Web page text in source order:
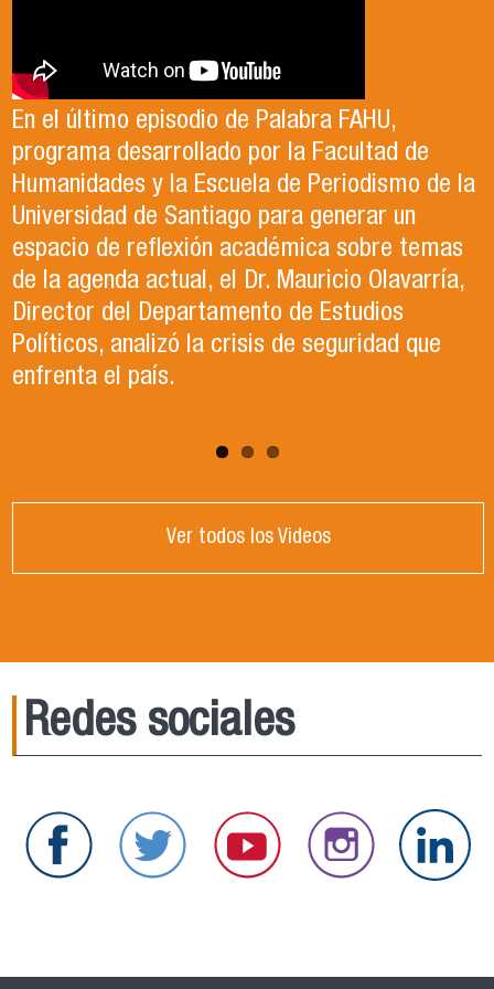
En el último episodio de Palabra FAHU,
programa desarrollado por la Facultad de
Humanidades y la Escuela de Periodismo de la
Universidad de Santiago para generar un
espacio de reflexión académica sobre temas
de la agenda actual, el Dr. Mauricio Olavarría,
Director del Departamento de Estudios
Políticos, analizó la crisis de seguridad que
enfrenta el país.
Antonia egresó de la Licenciatura en Estudios
Internacionales de la Universidad de Santiago
en el año 2023. Actualmente, trabaja en lo que
ella describe como el trabajo de sus sueños
en la Organización de las Naciones Unidas para
la Alimentación y la Agricultura (FAO).
El Departamento de Estudios Políticos, en
colaboración con la Asociación Chilena de
Ciencia Política (ACCP), fue el organizador del
exitoso Congreso que recientemente tuvo
lugar en la Universidad de Santiago. Durante el
evento, se llevaron a cabo paneles de
conversación, reflexión y debate sobre el
contexto político y académico nacional.
Puedes revisar los paneles en el apartado
"Congreso ACCP" de la página web.
Ver todos los Videos
Redes sociales